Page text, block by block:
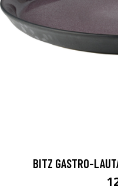
BITZ GASTRO-